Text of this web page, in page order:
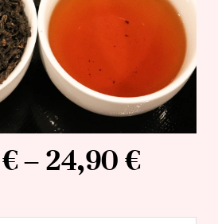
€– 24,90€